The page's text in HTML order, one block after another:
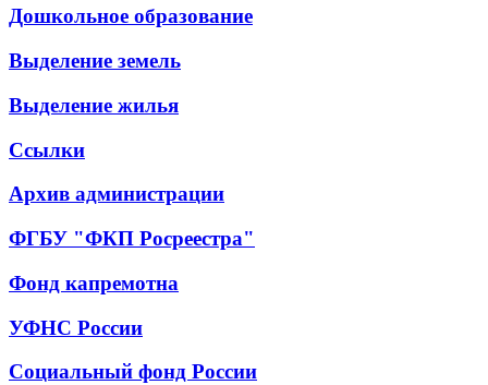
Дошкольное образование
Выделение земель
Выделение жилья
Ссылки
Архив администрации
ФГБУ "ФКП Росреестра"
Фонд капремотна
УФНС России
Социальный фонд России